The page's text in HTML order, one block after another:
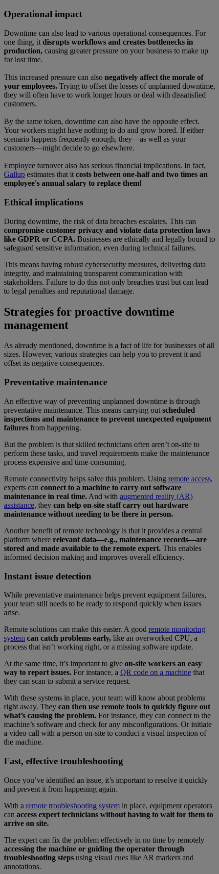
Operational impact
Downtime can also lead to various operational consequences. For
one thing, it disrupts workflows and creates bottlenecks in
production, causing greater pressure on your business to make up
for lost time.
This increased pressure can also negatively affect the morale of
your employees. Trying to offset the losses of unplanned downtime,
they will often have to work longer hours or deal with dissatisfied
customers.
By the same token, downtime can also have the opposite effect.
Your workers might have nothing to do and grow bored. If either
scenario happens frequently enough, they—as well as your
customers—might decide to go elsewhere.
Employee turnover also has serious financial implications. In fact,
Gallup estimates that it costs between one-half and two times an
employee's annual salary to replace them!
Ethical implications
During downtime, the risk of data breaches escalates. This can
compromise customer privacy and violate data protection laws
like GDPR or CCPA. Businesses are ethically and legally bound to
safeguard sensitive information, even during technical failures.
This means having robust cybersecurity measures, delivering data
integrity, and maintaining transparent communication with
stakeholders. Failure to do this not only breaches trust but can lead
to legal penalties and reputational damage.
Strategies for proactive downtime
management
As already mentioned, downtime is a fact of life for businesses of all
sizes. However, various strategies can help you to prevent it and
offset its negative consequences.
Preventative maintenance
An effective way of preventing unplanned downtime is through
preventative maintenance. This means carrying out scheduled
inspections and maintenance to prevent unexpected equipment
failures from happening.
But the problem is that skilled technicians often aren’t on-site to
perform these tasks, and travel requirements make the maintenance
process expensive and time-consuming.
Remote connectivity helps solve this problem. Using remote access,
experts can connect to a machine to carry out software
maintenance in real time. And with augmented reality (AR)
assistance, they can help on-site staff carry out hardware
maintenance without needing to be there in person.
Another benefit of remote technology is that it provides a central
platform where relevant data—e.g., maintenance records—are
stored and made available to the remote expert. This enables
informed decision making and improves overall efficiency.
Instant issue detection
While preventative maintenance helps prevent equipment failures,
your team still needs to be ready to respond quickly when issues
arise.
Remote solutions can make this easier. A good remote monitoring
system can catch problems early, like an overworked CPU, a
process that isn’t working right, or a missing software update.
At the same time, it’s important to give on-site workers an easy
way to report issues. For instance, a QR code on a machine that
they can scan to submit a service request.
With these systems in place, your team will know about problems
right away. They can then use remote tools to quickly figure out
what’s causing the problem. For instance, they can connect to the
machine’s software and check for any misconfigurations. Or initiate
a video call with a person on-site to conduct a visual inspection of
the machine.
Fast, effective troubleshooting
Once you’ve identified an issue, it’s important to resolve it quickly
and prevent it from happening again.
With a remote troubleshooting system in place, equipment operators
can access expert technicians without having to wait for them to
arrive on site.
The expert can fix the problem effectively in no time by remotely
accessing the machine or guiding the operator through
troubleshooting steps using visual cues like AR markers and
annotations.